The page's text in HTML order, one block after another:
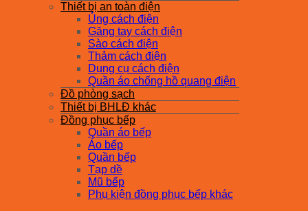
Thiết bị an toàn điện
Ủng cách điện
Găng tay cách điện
Sào cách điện
Thảm cách điện
Dụng cụ cách điện
Quần áo chống hồ quang điện
Đồ phòng sạch
Thiết bị BHLĐ khác
Đồng phục bếp
Quần áo bếp
Áo bếp
Quần bếp
Tạp dề
Mũ bếp
Phụ kiện đồng phục bếp khác